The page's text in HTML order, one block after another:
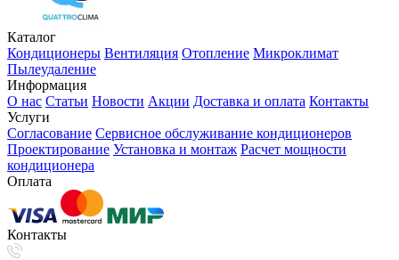
Каталог
Кондиционеры Вентиляция Отопление Микроклимат
Пылеудаление
Информация
О нас Статьи Новости Акции Доставка и оплата Контакты
Услуги
Согласование Сервисное обслуживание кондиционеров
Проектирование Установка и монтаж Расчет мощности
кондиционера
Оплата
Контакты